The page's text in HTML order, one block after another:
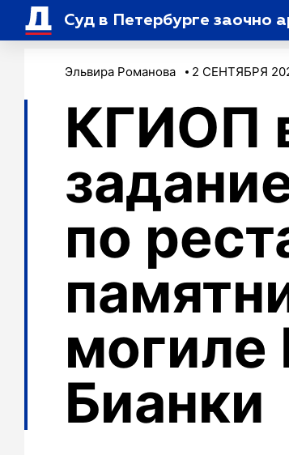
Суд в Петербурге заочно
Эльвира Романова 2 СЕНТЯБРЯ
КГИОП
по
могиле
Бианки